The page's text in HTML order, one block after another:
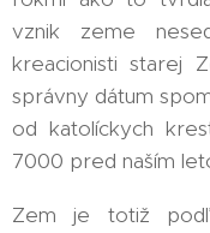
vznik zeme
kreacionisti starej
správny dátum
od katolíckych
7000 pred naším
Zem je totiž